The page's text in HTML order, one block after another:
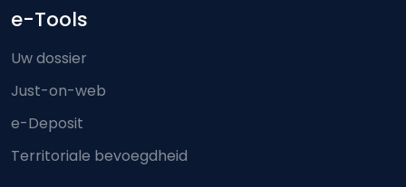
e-Tools
Uw dossier
Just-on-web
e-Deposit
Territoriale bevoegdheid